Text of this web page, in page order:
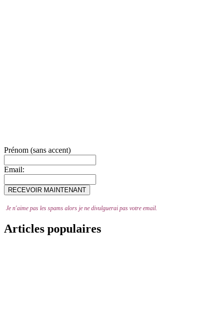
Prénom (sans accent)
Email:
Je n'aime pas les spams alors je ne divulguerai pas votre email.
Articles populaires